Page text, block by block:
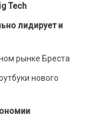
Tech
лидирует и
рынке Бреста
нового